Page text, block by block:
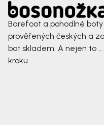
Barefoot a pohodlné
prověřených českých a
bot skladem. A nejen to
kroku.